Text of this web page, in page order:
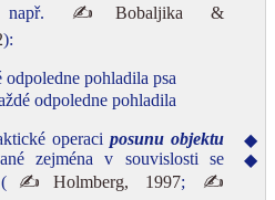
např. ✍Bobaljika &
):
odpoledne pohladila psa
odpoledne pohladila
operaci posunu objektu
zejména v souvislosti se
✍Holmberg, 1997; ✍
◆
◆